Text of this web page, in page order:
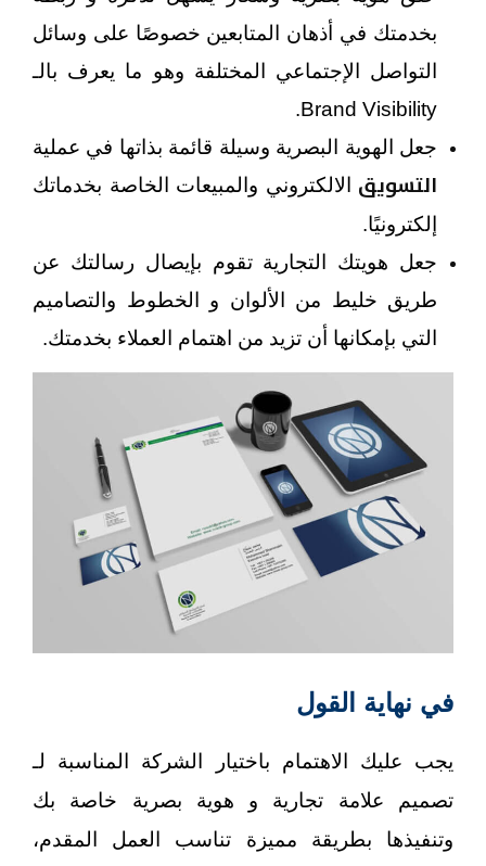
بخدمتك في أذهان المتابعين خصوصًا على وسائل
التواصل الإجتماعي المختلفة وهو ما يعرف بالـ
Brand Visibility.
جعل الهوية البصرية وسيلة قائمة بذاتها في عملية
التسويق الالكتروني والمبيعات الخاصة بخدماتك
إلكترونيًا.
جعل هويتك التجارية تقوم بإيصال رسالتك عن
طريق خليط من الألوان و الخطوط والتصاميم
التي بإمكانها أن تزيد من اهتمام العملاء بخدمتك.
في نهاية القول
يجب عليك الاهتمام باختيار الشركة المناسبة لـ
تصميم علامة تجارية و هوية بصرية خاصة بك
وتنفيذها بطريقة مميزة تناسب العمل المقدم،